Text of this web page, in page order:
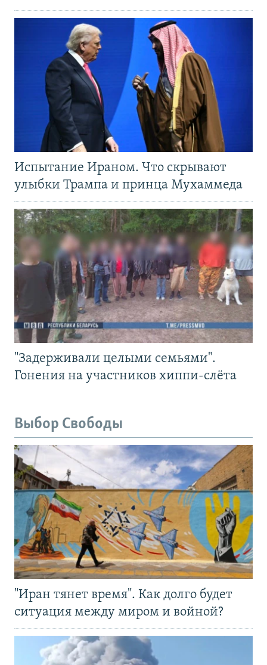
Испытание Ираном. Что скрывают
улыбки Трампа и принца Мухаммеда
"Задерживали целыми семьями".
Гонения на участников хиппи-слёта
Выбор Свободы
"Иран тянет время". Как долго будет
ситуация между миром и войной?